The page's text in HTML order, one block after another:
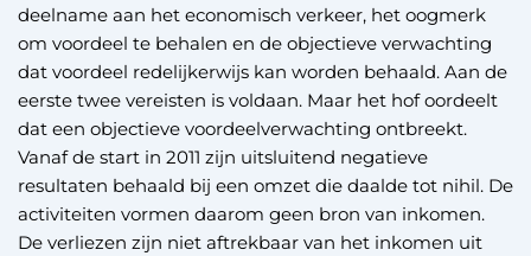
deelname aan het economisch verkeer, het oogmerk
om voordeel te behalen en de objectieve verwachting
dat voordeel redelijkerwijs kan worden behaald. Aan de
eerste twee vereisten is voldaan. Maar het hof oordeelt
dat een objectieve voordeelverwachting ontbreekt.
Vanaf de start in 2011 zijn uitsluitend negatieve
resultaten behaald bij een omzet die daalde tot nihil. De
activiteiten vormen daarom geen bron van inkomen.
De verliezen zijn niet aftrekbaar van het inkomen uit